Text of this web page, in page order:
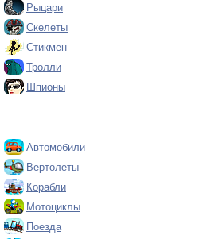
Рыцари
Скелеты
Стикмен
Тролли
Шпионы
Автомобили
Вертолеты
Корабли
Мотоциклы
Поезда